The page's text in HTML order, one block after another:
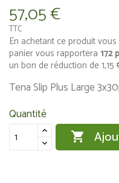
57,05 €
TTC
En achetant ce produit
panier vous rapportera 172
un bon de réduction de1,15
Tena Slip Plus Large
Quantité
